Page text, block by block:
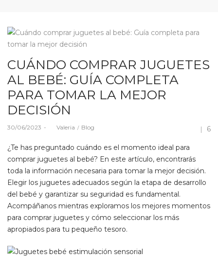
CUÁNDO COMPRAR JUGUETES
AL BEBÉ: GUÍA COMPLETA
PARA TOMAR LA MEJOR
DECISIÓN
Posted
30/06/2023 byValeria
Posted
Blog 6
¿Te has preguntado cuándo es el momento ideal para
comprar juguetes al bebé? En este artículo, encontrarás
toda la información necesaria para tomar la mejor decisión.
Elegir los juguetes adecuados según la etapa de desarrollo
del bebé y garantizar su seguridad es fundamental.
Acompáñanos mientras exploramos los mejores momentos
para comprar juguetes y cómo seleccionar los más
apropiados para tu pequeño tesoro.